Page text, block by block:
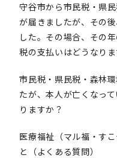
守谷市から市民税・県
が届きましたが、その
した。その場合、その
税の支払いはどうなりま
市民税・県民税・森林
たが、本人が亡くなっ
りますか？
医療福祉（マル福・す
と（よくある質問）